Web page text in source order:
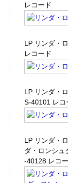
レコード
LP リンダ・
レコード
LP リンダ・
S-40101 レコ
LP リンダ・
ダ・ロンシュ
-40128 レコ